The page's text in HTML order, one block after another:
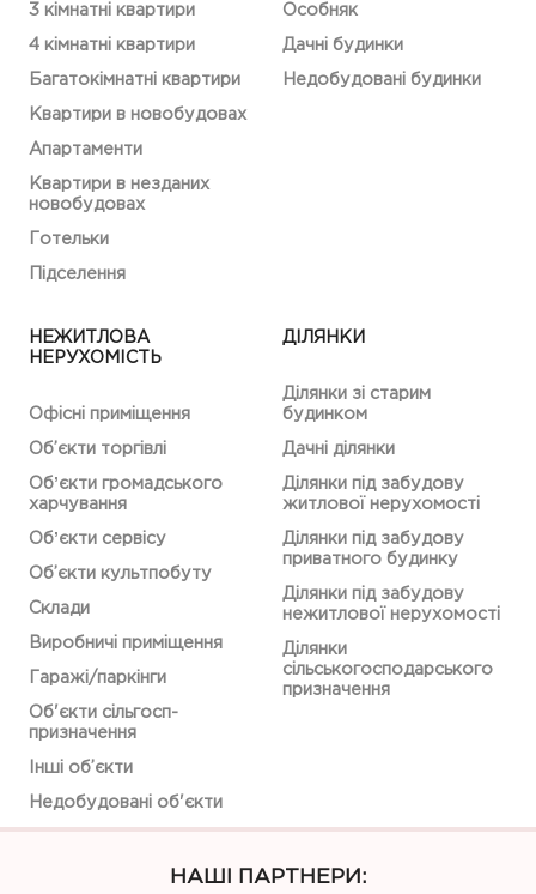
3 кімнатні квартири
4 кімнатні квартири
Багатокімнатні квартири
Квартири в новобудовах
Апартаменти
Квартири в незданих
новобудовах
Готельки
Підселення
Особняк
Дачні будинки
Недобудовані будинки
НЕЖИТЛОВА
НЕРУХОМІСТЬ
Офісні приміщення
Об’єкти торгівлі
Обʼєкти громадського
харчування
Обʼєкти сервісу
Об’єкти культпобуту
Склади
Виробничі приміщення
Гаражі/паркінги
Об'єкти сільгосп-
призначення
Інші об’єкти
Недобудовані об'єкти
ДІЛЯНКИ
Ділянки зі старим
будинком
Дачні ділянки
Ділянки під забудову
житлової нерухомості
Ділянки під забудову
приватного будинку
Ділянки під забудову
нежитлової нерухомості
Ділянки
сільськогосподарського
призначення
НАШІ ПАРТНЕРИ: